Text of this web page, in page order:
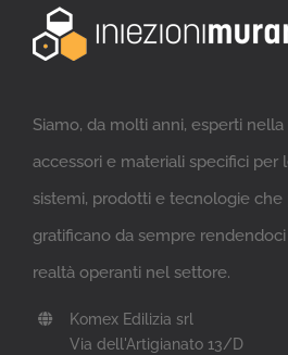
Siamo, da molti anni, esperti
accessori e materiali specifici per
sistemi, prodotti e tecnologie che
gratificano da sempre
realtà operanti nel settore.
Komex Edilizia srl
Via dell'Artigianato 13/D